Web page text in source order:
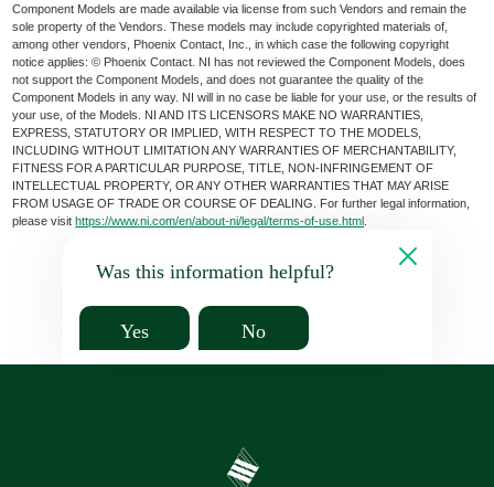
Component Models are made available via license from such Vendors and remain the
sole property of the Vendors. These models may include copyrighted materials of,
among other vendors, Phoenix Contact, Inc., in which case the following copyright
notice applies: © Phoenix Contact. NI has not reviewed the Component Models, does
not support the Component Models, and does not guarantee the quality of the
Component Models in any way. NI will in no case be liable for your use, or the results of
your use, of the Models. NI AND ITS LICENSORS MAKE NO WARRANTIES,
EXPRESS, STATUTORY OR IMPLIED, WITH RESPECT TO THE MODELS,
INCLUDING WITHOUT LIMITATION ANY WARRANTIES OF MERCHANTABILITY,
FITNESS FOR A PARTICULAR PURPOSE, TITLE, NON-INFRINGEMENT OF
INTELLECTUAL PROPERTY, OR ANY OTHER WARRANTIES THAT MAY ARISE
FROM USAGE OF TRADE OR COURSE OF DEALING. For further legal information,
please visithttps://www.ni.com/en/about-ni/legal/terms-of-use.html
Was this information helpful?
Yes No